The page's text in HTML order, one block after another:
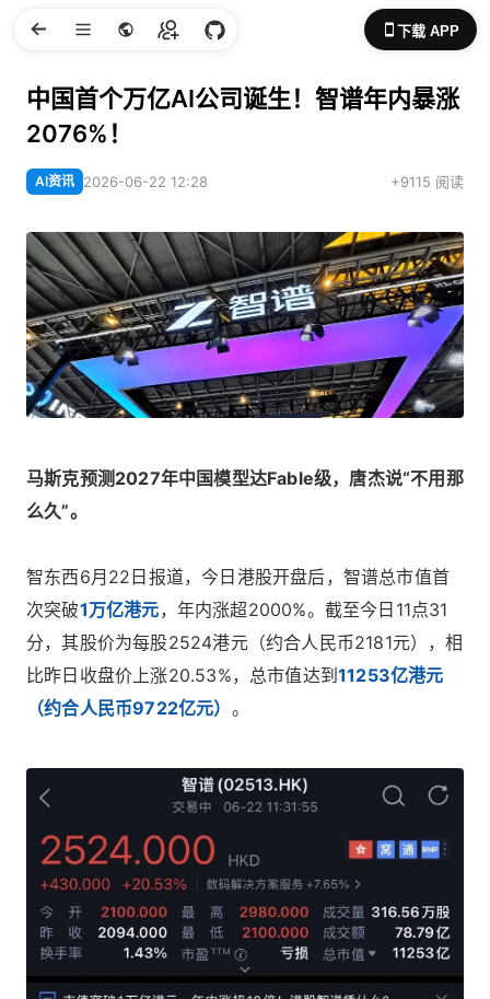
下载 APP
中国首个万亿AI公司诞生！智谱年内暴涨
2076%！
AI资讯 2026-06-22 12:28 +9115 阅读
马斯克预测2027年中国模型达Fable级，唐杰说“不用那
么久”。
智东西6月22日报道，今日港股开盘后，智谱总市值首
次突破1万亿港元，年内涨超2000%。截至今日11点31
分，其股价为每股2524港元（约合人民币2181元），相
比昨日收盘价上涨20.53%，总市值达到 11253亿港元
（约合人民币9722亿元） 。